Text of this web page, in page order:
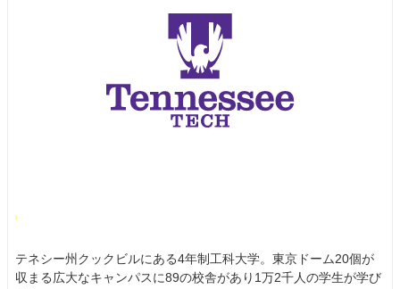
テネシー州クックビルにある4年制工科大学。東京ドーム20個が
収まる広大なキャンパスに89の校舎があり1万2千人の学生が学び